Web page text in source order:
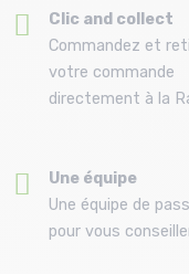
Clic and collect
Commandez et
votre commande
directement à la
Une équipe
Une équipe de
pour vous